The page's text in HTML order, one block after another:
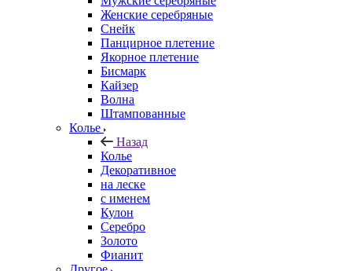
Женские серебряные
Снейк
Панцирное плетение
Якорное плетение
Бисмарк
Кайзер
Волна
Штампованные
Колье
Назад
Колье
Декоративное
на леске
с именем
Кулон
Серебро
Золото
Фианит